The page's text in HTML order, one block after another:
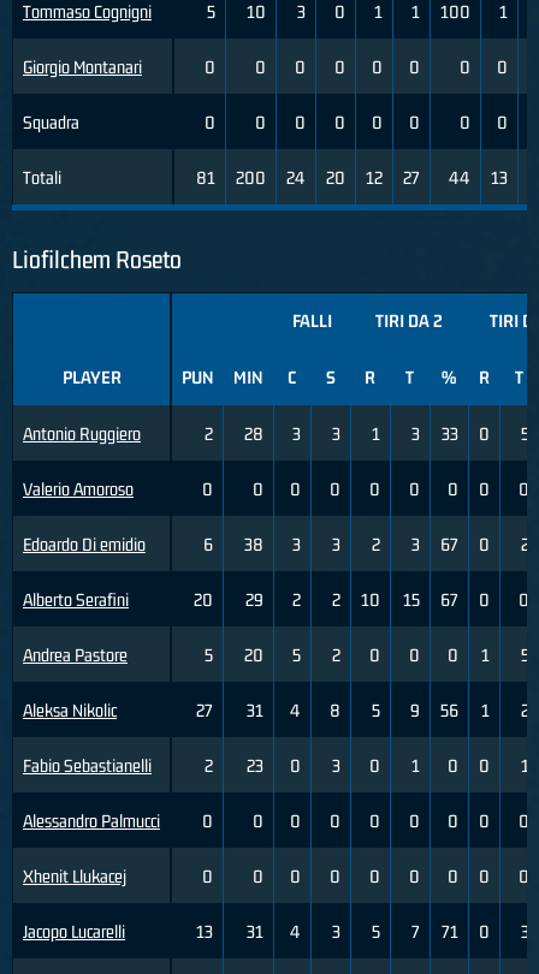
Tommaso Cognigni
Giorgio Montanari
Squadra
Totali
5 10 3 0 1 1 100 1
0 0 0 0 0 0 0 0
0 0 0 0 0 0 0 0
81 200 24 20 12 27 44 13
Liofilchem Roseto
PLAYER
Antonio Ruggiero
Valerio Amoroso
Edoardo Di emidio
Alberto Serafini
Andrea Pastore
Aleksa Nikolic
Fabio Sebastianelli
Alessandro Palmucci
Xhenit Llukacej
Jacopo Lucarelli
FALLI TIRI DA 2 TIRI
PUN MIN C S R T % R T
2 28 3 3 1 3 33 0 5
0 0 0 0 0 0 0 0 0
6 38 3 3 2 3 67 0 2
20 29 2 2 10 15 67 0 0
5 20 5 2 0 0 0 1 5
27 31 4 8 5 9 56 1 2
2 23 0 3 0 1 0 0 1
0 0 0 0 0 0 0 0 0
0 0 0 0 0 0 0 0 0
13 31 4 3 5 7 71 0 3